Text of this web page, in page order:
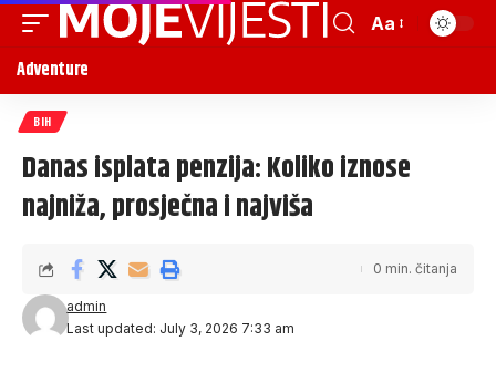
Aa
Adventure
BIH
Danas isplata penzija: Koliko iznose
najniža, prosječna i najviša
Last updated: July 3, 2026 7:33 am
admin
0 min. čitanja